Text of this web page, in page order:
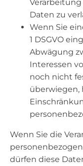
Daten zu
Wenn Sie
1 DSGVO
Abwägung
Interessen
noch nicht
überwiegen,
Wenn Sie die
dürfen diese